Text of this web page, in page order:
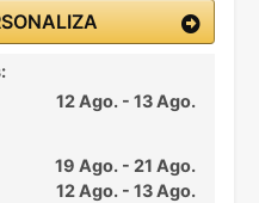
12 Ago. - 13 Ago.
19 Ago. - 21 Ago.
12 Ago. - 13 Ago.